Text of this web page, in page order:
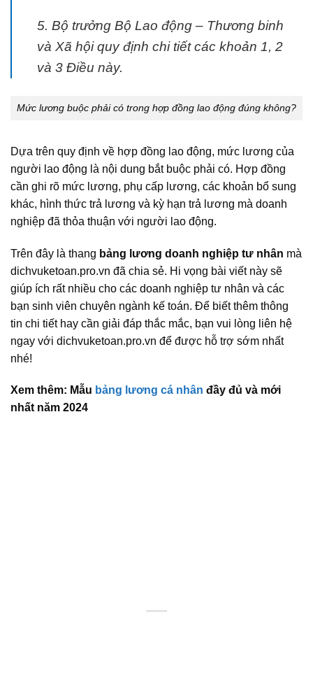
5. Bộ trưởng Bộ Lao động – Thương binh
và Xã hội quy định chi tiết các khoản 1, 2
và 3 Điều này.
Mức lương buộc phải có trong hợp đồng lao động đúng không?
Dựa trên quy định về hợp đồng lao động, mức lương của
người lao động là nội dung bắt buộc phải có. Hợp đồng
cần ghi rõ mức lương, phụ cấp lương, các khoản bổ sung
khác, hình thức trả lương và kỳ hạn trả lương mà doanh
nghiệp đã thỏa thuận với người lao động.
Trên đây là thang bảng lương doanh nghiệp tư nhân mà
dichvuketoan.pro.vn đã chia sẻ. Hi vọng bài viết này sẽ
giúp ích rất nhiều cho các doanh nghiệp tư nhân và các
bạn sinh viên chuyên ngành kế toán. Để biết thêm thông
tin chi tiết hay cần giải đáp thắc mắc, bạn vui lòng liên hệ
ngay với dichvuketoan.pro.vn để được hỗ trợ sớm nhất
nhé!
Xem thêm: Mẫu bảng lương cá nhân đầy đủ và mới
nhất năm 2024